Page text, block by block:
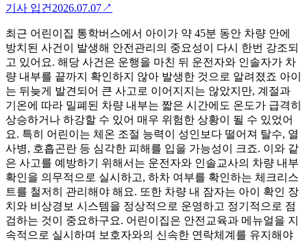
기사 입건 2026.07.07↗
최근 어린이집 통학버스에서 아이가 약 45분 동안 차량 안에
방치된 사건이 발생해 안전관리의 중요성이 다시 한번 강조되
고 있어요. 해당 사건은 운행을 마친 뒤 운전자와 인솔자가 차
량 내부를 끝까지 확인하지 않아 발생한 것으로 알려졌죠 아이
는 뒤늦게 발견되어 큰 사고로 이어지지는 않았지만, 계절과
기온에 따라 밀폐된 차량 내부는 짧은 시간에도 온도가 급격히
상승하거나 하강할 수 있어 매우 위험한 상황이 될 수 있었어
요. 특히 어린이는 체온 조절 능력이 성인보다 떨어져 탈수, 열
사병, 호흡곤란 등 심각한 피해를 입을 가능성이 크죠. 이와 같
은 사고를 예방하기 위해서는 운전자와 인솔교사의 차량 내부
확인을 의무적으로 실시하고, 하차 여부를 확인하는 체크리스
트를 철저히 관리해야 해요. 또한 차량 내 잠자는 아이 확인 장
치와 비상경보 시스템을 정상적으로 운영하고 정기적으로 점
검하는 것이 중요하구요. 어린이집은 안전교육과 메뉴얼을 지
속적으로 실시하며 보호자와의 신속한 연락체계를 유지해야